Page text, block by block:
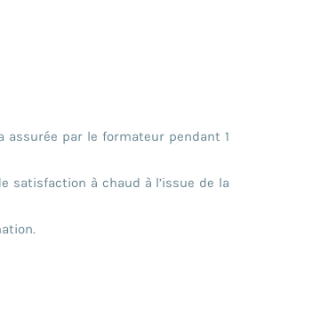
par le formateur pendant 1
satisfaction à chaud à l’issue de la